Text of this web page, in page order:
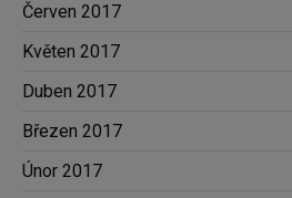
Červen 2017
Květen 2017
Duben 2017
Březen 2017
Únor 2017